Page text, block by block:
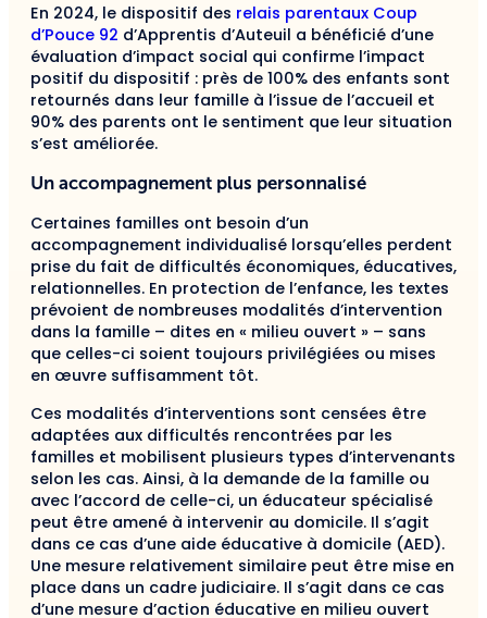
En 2024, le dispositif des relais parentaux Coup
d’Pouce 92 d’Apprentis d’Auteuil a bénéficié d’une
évaluation d’impact social qui confirme l’impact
positif du dispositif : près de 100% des enfants sont
retournés dans leur famille à l’issue de l’accueil et
90% des parents ont le sentiment que leur situation
s’est améliorée.
Un accompagnement plus personnalisé
Certaines familles ont besoin d’un
accompagnement individualisé lorsqu’elles perdent
prise du fait de difficultés économiques, éducatives,
relationnelles. En protection de l’enfance, les textes
prévoient de nombreuses modalités d’intervention
dans la famille – dites en « milieu ouvert » – sans
que celles-ci soient toujours privilégiées ou mises
en œuvre suffisamment tôt.
Ces modalités d’interventions sont censées être
adaptées aux difficultés rencontrées par les
familles et mobilisent plusieurs types d’intervenants
selon les cas. Ainsi, à la demande de la famille ou
avec l’accord de celle-ci, un éducateur spécialisé
peut être amené à intervenir au domicile. Il s’agit
dans ce cas d’une aide éducative à domicile (AED).
Une mesure relativement similaire peut être mise en
place dans un cadre judiciaire. Il s’agit dans ce cas
d’une mesure d’action éducative en milieu ouvert